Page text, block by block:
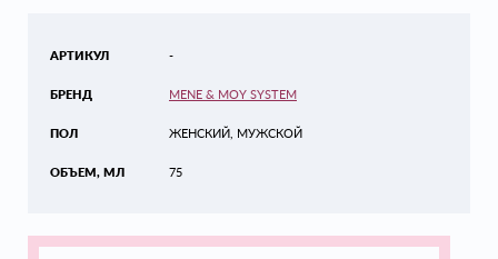
АРТИКУЛ
БРЕНД
ПОЛ
ОБЪЕМ, МЛ
-
MENE & MOY SYSTEM
ЖЕНСКИЙ, МУЖСКОЙ
75